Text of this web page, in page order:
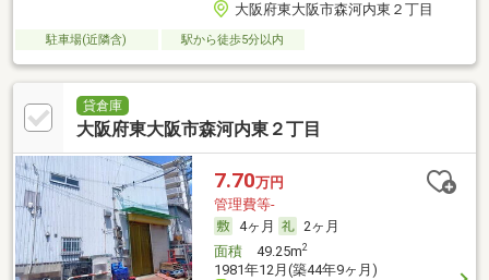
大阪府東大阪市森河内東２丁目
駐車場(近隣含) 駅から徒歩5分以内
貸倉庫
大阪府東大阪市森河内東２丁目
7.70万円
管理費等-
4ヶ月
2ヶ月
面積49.25m2
1981年12月(築44年9ヶ月)